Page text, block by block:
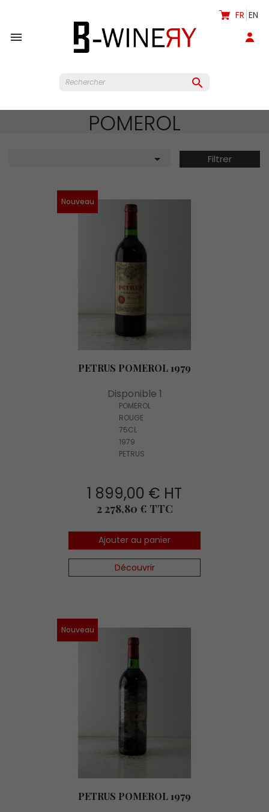

FR EN

POMEROL
 Filtrer
PETRUS POMEROL 1979
Disponible 1
POMEROL
ROUGE
75CL
1979
PETRUS
1 899,00 € HT
Prix
2 278,80 € TTC
Ajouter au panier
Découvrir
Nouveau
PETRUS POMEROL 1979
Nouveau